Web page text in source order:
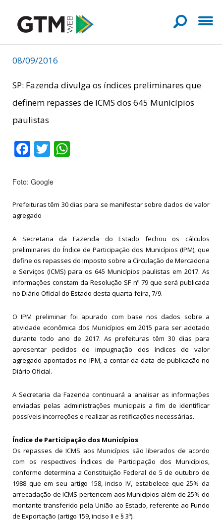
08/09/2016
SP: Fazenda divulga os índices preliminares que
definem repasses de ICMS dos 645 Municípios
paulistas
FacebookTwitter
Foto: Google
Prefeituras têm 30 dias para se manifestar sobre dados de valor
agregado
A Secretaria da Fazenda do Estado fechou os cálculos
preliminares do Índice de Participação dos Municípios (IPM), que
define os repasses do Imposto sobre a Circulação de Mercadoria
e Serviços (ICMS) para os 645 Municípios paulistas em 2017. As
informações constam da Resolução SF nº 79 que será publicada
no Diário Oficial do Estado desta quarta-feira, 7/9.
O IPM preliminar foi apurado com base nos dados sobre a
atividade econômica dos Municípios em 2015 para ser adotado
durante todo ano de 2017. As prefeituras têm 30 dias para
apresentar pedidos de impugnação dos índices de valor
agregado apontados no IPM, a contar da data de publicação no
Diário Oficial.
A Secretaria da Fazenda continuará a analisar as informações
enviadas pelas administrações municipais a fim de identificar
possíveis incorreções e realizar as retificações necessárias.
Índice de Participação dos Municípios
Os repasses de ICMS aos Municípios são liberados de acordo
com os respectivos Índices de Participação dos Municípios,
conforme determina a Constituição Federal de 5 de outubro de
1988 que em seu artigo 158, inciso IV, estabelece que 25% da
arrecadação de ICMS pertencem aos Municípios além de 25% do
montante transferido pela União ao Estado, referente ao Fundo
de Exportação (artigo 159, inciso II e § 3º).